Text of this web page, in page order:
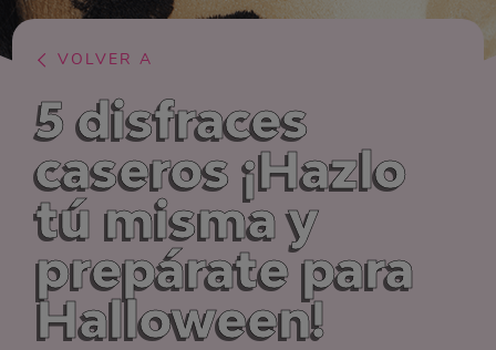
VOLVER A
5 disfraces
caseros ¡Hazlo
tú misma y
prepárate para
Halloween!